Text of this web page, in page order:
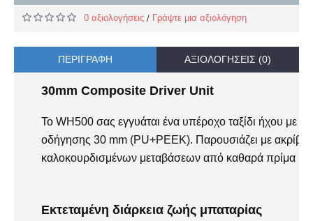
0 αξιολογήσεις / Γράψτε μια αξιολόγηση
ΠΕΡΙΓΡΑΦΉ ΑΞΙΟΛΟΓΉΣΕΙΣ (0)
30mm Composite Driver Unit
Το WH500 σας εγγυάται ένα υπέροχο ταξίδι ήχου με
οδήγησης 30 mm (PU+PEEK). Παρουσιάζει με
καλοκουρδισμένων μεταβάσεων από καθαρά πρίμα
Εκτεταμένη διάρκεια ζωής μπαταρίας